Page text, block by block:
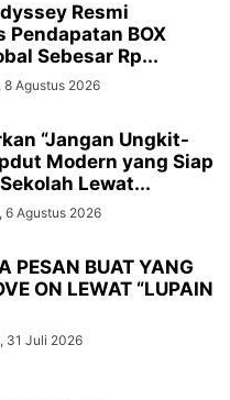
Resmi
Pendapatan BOX
Sebesar Rp...
8 Agustus 2026
“Jangan Ungkit-
Modern yang Siap
Lewat...
6 Agustus 2026
PESAN BUAT YANG
ON LEWAT “LUPAIN
31 Juli 2026